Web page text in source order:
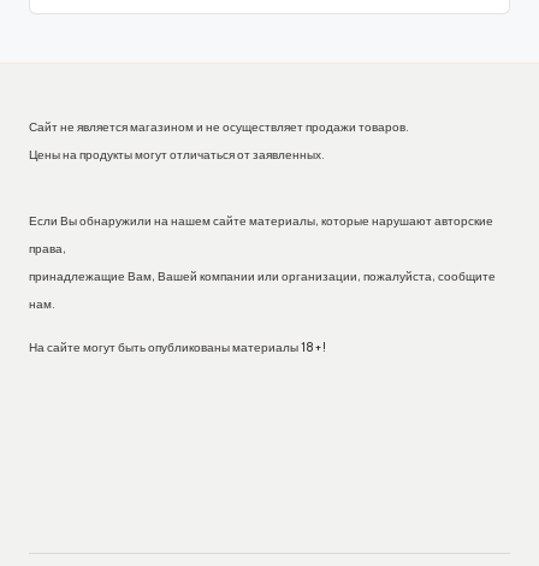
Сайт не является магазином и не осуществляет продажи товаров.
Цены на продукты могут отличаться от заявленных.
Если Вы обнаружили на нашем сайте материалы, которые нарушают авторские
права,
принадлежащие Вам, Вашей компании или организации, пожалуйста, сообщите
нам.
На сайте могут быть опубликованы материалы 18+!